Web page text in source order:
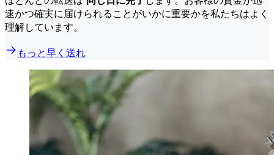
速かつ確実に届けられることがいかに重要かを私たちはよく
理解しています。
もっと早く送れ